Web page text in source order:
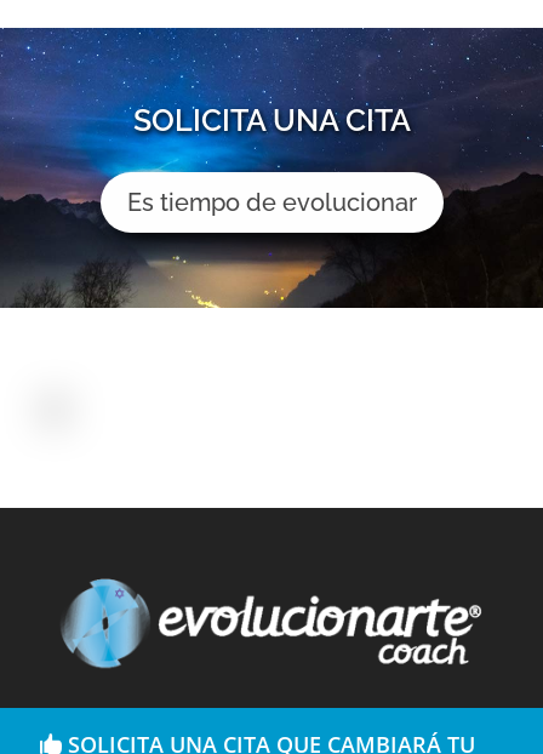
SOLICITA UNA CITA
Es tiempo de evolucionar
SOLICITA UNA CITA QUE CAMBIARÁ TU